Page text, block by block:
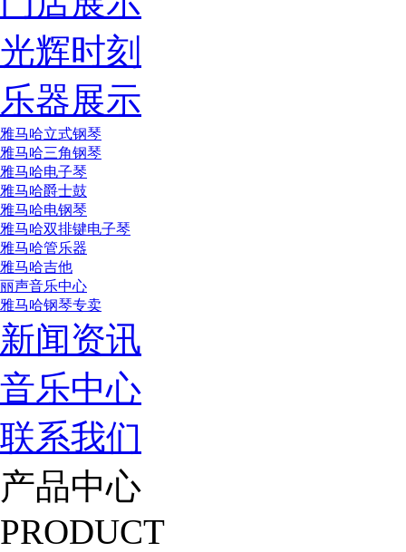
光辉时刻
乐器展示
雅马哈立式钢琴
雅马哈三角钢琴
雅马哈电子琴
雅马哈爵士鼓
雅马哈电钢琴
雅马哈双排键电子琴
雅马哈管乐器
雅马哈吉他
丽声音乐中心
雅马哈钢琴专卖
新闻资讯
音乐中心
联系我们
产品中心
PRODUCT